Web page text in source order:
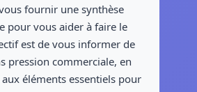
fournir une synthèse
pour vous aider à faire le
est de vous informer de
pression commerciale, en
éléments essentiels pour